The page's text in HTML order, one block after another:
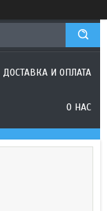
ДОСТАВКА И ОПЛАТА
О НАС